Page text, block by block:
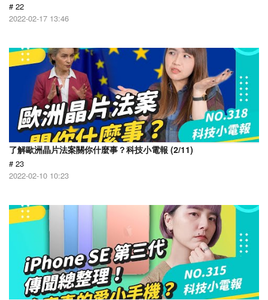
# 22
2022-02-17 13:46
了解歐洲晶片法案關你什麼事？科技小電報 (2/11)
# 23
2022-02-10 10:23